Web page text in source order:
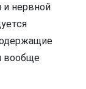
нервной
вообще